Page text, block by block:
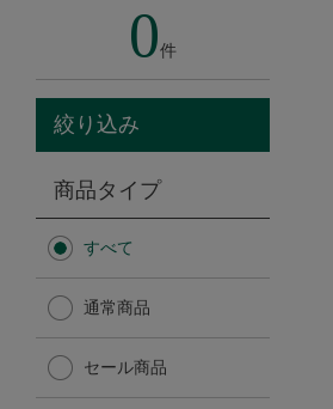
ソーシャルギフト
カタログギフト
Afternoon Tea TEAROOM
Afternoon Tea TEAROOM
0件
絞り込み
商品タイプ
すべて
通常商品
セール商品